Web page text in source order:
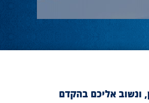
ונשוב אליכם בהקדם